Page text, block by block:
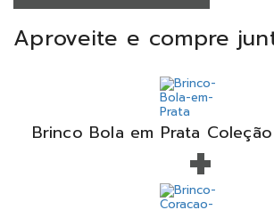
Aproveite e compre
Brinco Bola em Prata+